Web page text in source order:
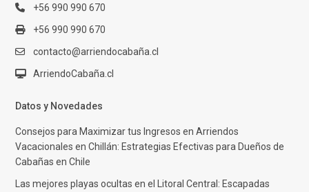
+56 990 990 670
+56 990 990 670
contacto@arriendocabaña.cl
ArriendoCabaña.cl
Datos y Novedades
Consejos para Maximizar tus Ingresos en Arriendos
Vacacionales en Chillán: Estrategias Efectivas para Dueños de
Cabañas en Chile
Las mejores playas ocultas en el Litoral Central: Escapadas